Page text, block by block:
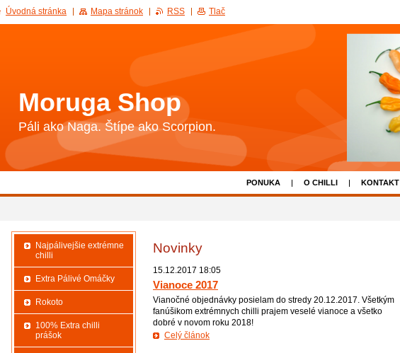
Moruga Shop
Páli ako Naga. Štípe ako Scorpion.
PONUKA O CHILLI KONTAKT
Novinky
15.12.2017 18:05
Vianoce 2017
Vianočné objednávky posielam do stredy 20.12.2017. Všetkým
fanúšikom extrémnych chilli prajem veselé vianoce a všetko
dobré v novom roku 2018!
Celý článok
Najpálivejšie extrémne
chilli
Extra Pálivé Omáčky
Rokoto
100% Extra chilli
prášok
Úvodná stránka Mapa stránok RSS Tlač